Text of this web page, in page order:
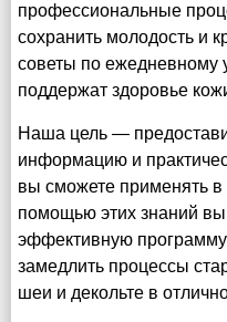
профессиональные
сохранить молодость и
советы по ежедневному
поддержат здоровье
Наша цель —
информацию и
вы сможете применять
помощью этих знаний вы
эффективную
замедлить процессы
шеи и декольте в